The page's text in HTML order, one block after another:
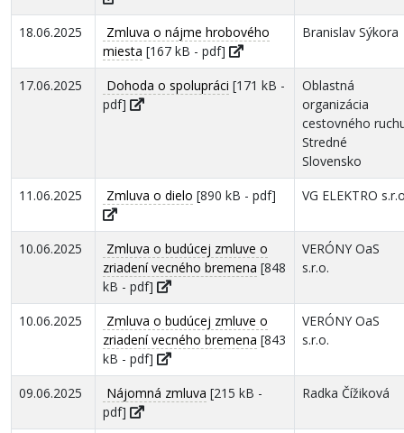
18.06.2025
Zmluva o nájme hrobového
miesta [167 kB - pdf]
Branislav Sýkora
17.06.2025 Dohoda o spolupráci [171 kB -
pdf]
Oblastná
organizácia
cestovného
Stredné
Slovensko
11.06.2025
Zmluva o dielo [890 kB - pdf] VG ELEKTRO
10.06.2025
Zmluva o budúcej zmluve o
zriadení vecného bremena [848
kB - pdf]
VERÓNY OaS
s.r.o.
10.06.2025
Zmluva o budúcej zmluve o
zriadení vecného bremena [843
kB - pdf]
VERÓNY OaS
s.r.o.
09.06.2025 Nájomná zmluva [215 kB -
pdf]
Radka Čížiková